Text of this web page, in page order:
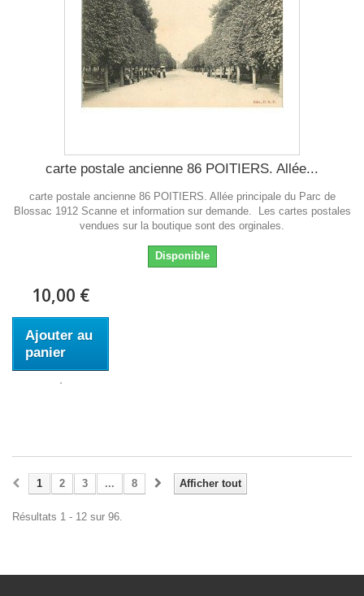
carte postale ancienne 86 POITIERS. Allée...
carte postale ancienne 86 POITIERS. Allée principale du Parc de
Blossac 1912 Scanne et information sur demande. Les cartes postales
vendues sur la boutique sont des orginales.
Disponible
10,00 €
Ajouter au
panier
Afficher tout
1 2 3 ... 8
Résultats 1 - 12 sur 96.